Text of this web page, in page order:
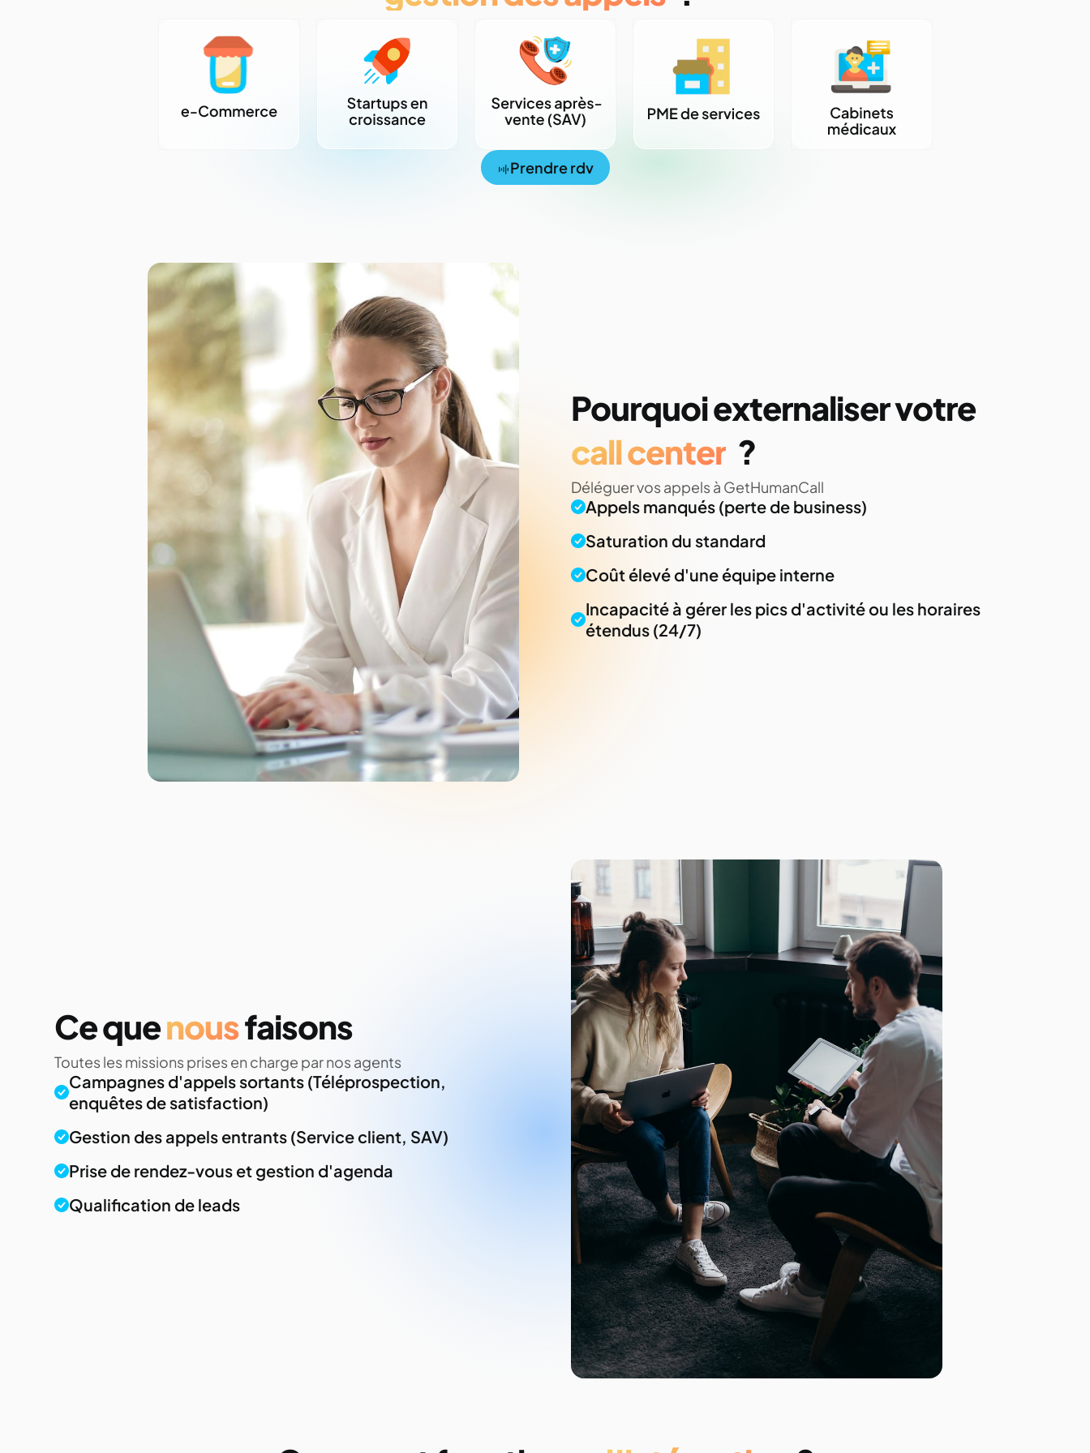
Prendre rdv
Pourquoi externaliser votre
call center ?
Déléguer vos appels à GetHumanCall
Appels manqués (perte de business)
Saturation du standard
Coût élevé d'une équipe interne
Incapacité à gérer les pics d'activité ou les horaires
étendus (24/7)
Ce quenousfaisons
Toutes les missions prises en charge par nos agents
Campagnes d'appels sortants (Téléprospection,
enquêtes de satisfaction)
Gestion des appels entrants (Service client, SAV)
Prise de rendez-vous et gestion d'agenda
Qualification de leads